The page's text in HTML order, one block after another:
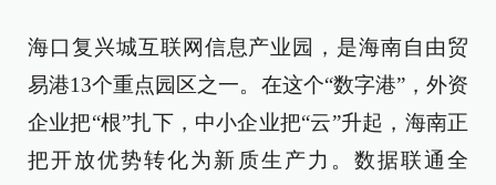
海口复兴城互联网信息产业园，是海南自由贸
易港13个重点园区之一。在这个“数字港”，外资
企业把“根”扎下，中小企业把“云”升起，海南正
把开放优势转化为新质生产力。数据联通全